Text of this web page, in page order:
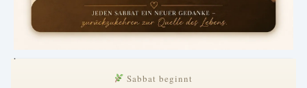
.
Sabbat beginnt